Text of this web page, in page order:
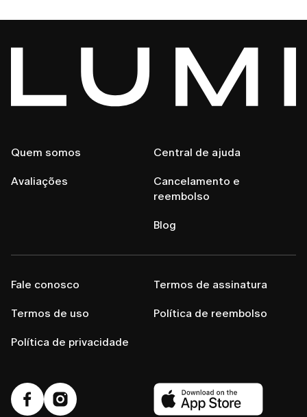
Quem somos
Avaliações
Central de ajuda
Cancelamento e
reembolso
Blog
Fale conosco
Termos de uso
Política de privacidade
Termos de assinatura
Política de reembolso